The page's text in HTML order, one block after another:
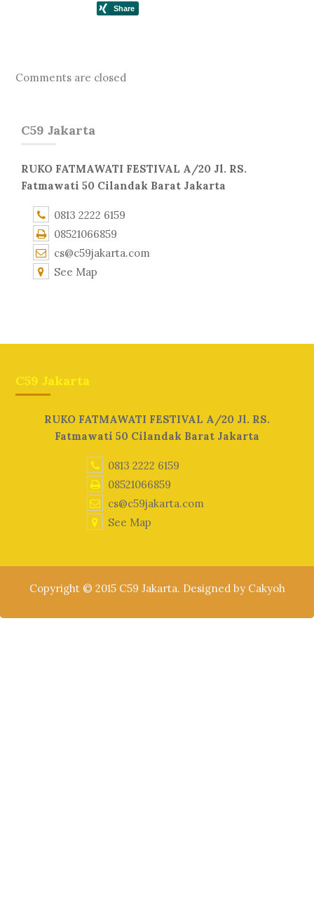
Comments are closed
C59 Jakarta
RUKO FATMAWATI FESTIVAL A/20 Jl. RS.
Fatmawati 50 Cilandak Barat Jakarta
0813 2222 6159
08521066859
cs@c59jakarta.com
See Map
C59 Jakarta
RUKO FATMAWATI FESTIVAL A/20 Jl. RS.
Fatmawati 50 Cilandak Barat Jakarta
0813 2222 6159
08521066859
cs@c59jakarta.com
See Map
Copyright © 2015 C59 Jakarta. Designed by Cakyoh